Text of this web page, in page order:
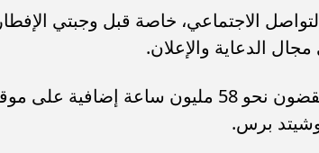
الاجتماعي، خاصة قبل وجبتي
الدعاية والإعلان.
وتقول أرقام رسمية في الشرق الأوسط، إن الناس يقضون نحو 58 مليون ساعة إضافية
برس.